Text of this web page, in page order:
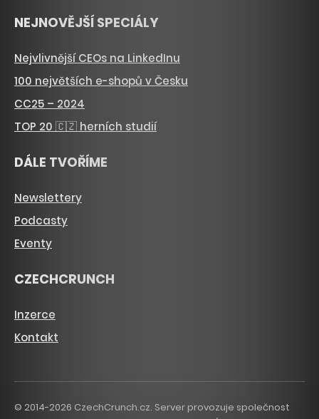
NEJNOVĚJŠÍ SPECIÁLY
Nejvlivnější CEOs na LinkedInu
100 největších e-shopů v Česku
CC25 – 2024
TOP 20 🇨🇿 herních studií
DÁLE TVOŘÍME
Newslettery
Podcasty
Eventy
CZECHCRUNCH
Inzerce
Kontakt
© 2014-2026 CzechCrunch.cz. Server provozuje společnost